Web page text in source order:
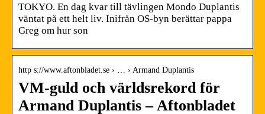
TOKYO. En dag kvar till tävlingen Mondo Duplantis
väntat på ett helt liv. Inifrån OS-byn berättar pappa
Greg om hur son
http s://www.aftonbladet.se › … › Armand Duplantis
VM-guld och världsrekord för
Armand Duplantis – Aftonbladet